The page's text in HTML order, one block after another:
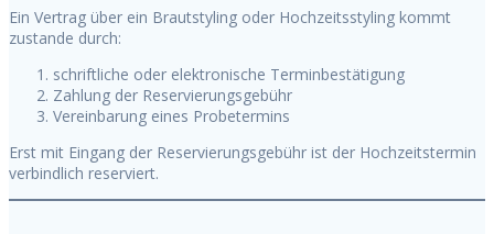
Ein Vertrag über ein Brautstyling oder Hochzeitsstyling kommt
zustande durch:
schriftliche oder elektronische Terminbestätigung
Zahlung der Reservierungsgebühr
Vereinbarung eines Probetermins
Erst mit Eingang der Reservierungsgebühr ist der Hochzeitstermin
verbindlich reserviert.